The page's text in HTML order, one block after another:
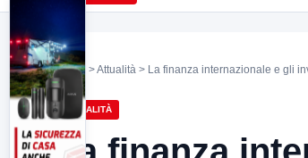
Home >Attualità > La finanza internazionale e gli
ATTUALITÀ